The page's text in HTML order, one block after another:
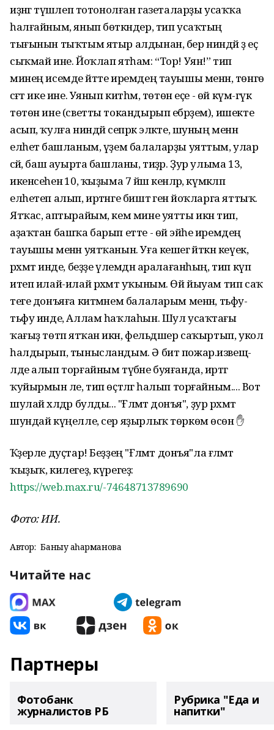
иҙәнгә түшәлеп тотонолған газеталарҙы усаҡҡа
һалғайным, янып бөткәндер, тип усаҡтың
тығынын тыҡтым ятыр алдынан, бер ниндәй ҙә еҫ
сыҡмай ине. Йоҡлап ятһам: “Тор! Уян!” тип
минең исемде әйтте иремдең тауышы менән, төнгө
сәғәт ике ине. Уянып китһәм, төтөн еҫе - өй күм-гүк
төтөн ине (светты токандырып ебәрҙем), ишекте
асып, ҡулға ниндәй сепрәк эләкте, шуның менән
елһетә башланым, үҙем балаларҙы уяттым, улар
әсәй, баш ауырта башланы, тиҙәр. Ҙур улыма 13,
икенсеһенә 10, ҡыҙыма 7 йәш кенәләр, күмәкләп
елһетеп алып, иртәнге биштә генә йоҡларга яттыҡ.
Ятҡас, аптырайым, кем мине уятты икән тип,
аҙаҡтан башҡа барып етте - өй эйәһе иремдең
тауышы менән уятҡанын. Уға кешегә әйткән кеүек,
рәхмәт инде, беҙҙе үлемдән аралағанһың, тип күп
итеп илай-илай рәхмәт уҡыным. Өй йыуам тип саҡ
теге донъяға китмәнем балаларым менән, тьфу-
тьфу инде, Аллам һаҡлаһын. Шул усаҡтағы
ҡағыҙ төтәп ятҡан икән, фельдшер саҡыртып, укол
һалдырып, тынысландым. Ә бит пожар.извещ-
лде алып торғайным түбәне буяғанда, иртәгә
ҡуйырмын әле, тип өҫтәлгә һалып торғайным.... Вот
шулай хәлдәр булды... "Ғәләмәт донъя", ҙур рәхмәт
шундай күңелле, сер яҙырлыҡ төркөм өсөн ✋
Ҡәҙерле дуҫтар! Беҙҙең "Ғәләмәт донъя"ла ғәләмәт
ҡыҙыҡ, килегеҙ, күрегеҙ:
https://web.max.ru/-74648713789690
Фото: ИИ.
Автор: Баныу Ҡаһарманова
Читайте нас
Партнеры
Фотобанк
журналистов РБ
Рубрика "Еда и
напитки"